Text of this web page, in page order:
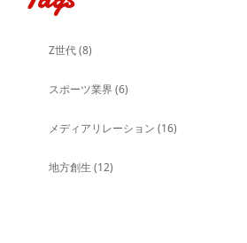
Z世代(8)
スポーツ業界 (6)
メディアリレーション (16)
地方創生 (12)